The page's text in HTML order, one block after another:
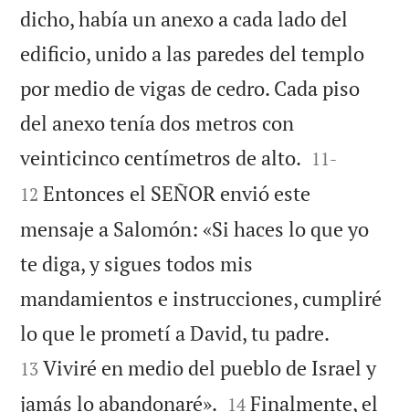
dicho, había un anexo a cada lado del
edificio, unido a las paredes del templo
por medio de vigas de cedro. Cada piso
del anexo tenía dos metros con
veinticinco centímetros de alto. 

11-
12 Entonces el SEÑOR envió este
mensaje a Salomón: «Si haces lo que yo
te diga, y sigues todos mis
mandamientos e instrucciones, cumpliré
lo que le prometí a David, tu padre.
13 Viviré en medio del pueblo de Israel y
jamás lo abandonaré». 

14 Finalmente, el